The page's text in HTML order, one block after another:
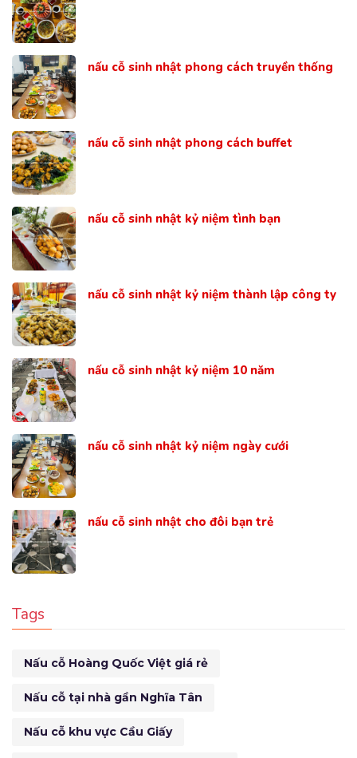
nấu cỗ sinh nhật phong cách truyền thống
nấu cỗ sinh nhật phong cách buffet
nấu cỗ sinh nhật kỷ niệm tình bạn
nấu cỗ sinh nhật kỷ niệm thành lập công ty
nấu cỗ sinh nhật kỷ niệm 10 năm
nấu cỗ sinh nhật kỷ niệm ngày cưới
nấu cỗ sinh nhật cho đôi bạn trẻ
Tags
Nấu cỗ Hoàng Quốc Việt giá rẻ
Nấu cỗ tại nhà gần Nghĩa Tân
Nấu cỗ khu vực Cầu Giấy